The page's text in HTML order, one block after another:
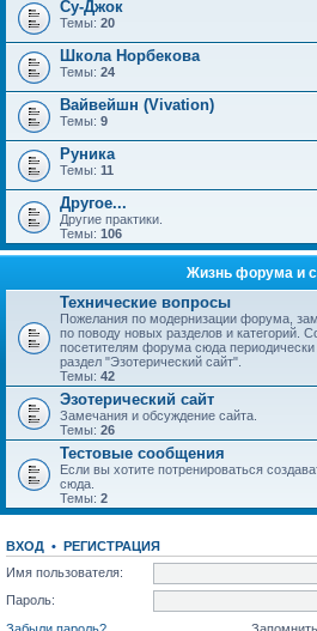
Су-Джок
Темы: 20
Школа Норбекова
Темы: 24
Вайвейшн (Vivation)
Темы: 9
Руника
Темы: 11
Другое...
Другие практики.
Темы: 106
Жизнь форума и
Технические вопросы
Пожелания по модернизации форума,
по поводу новых разделов и категорий.
посетителям форума сюда периодически
раздел "Эзотерический сайт".
Темы: 42
Эзотерический сайт
Замечания и обсуждение сайта.
Темы: 26
Тестовые сообщения
Если вы хотите потренироваться
сюда.
Темы: 2
ВХОД • РЕГИСТРАЦИЯ
Имя пользователя:
Пароль: